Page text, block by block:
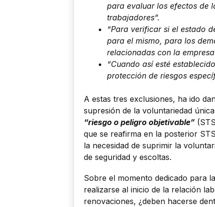
para evaluar los efectos de
trabajadores”.
“Para verificar si el estado
para el mismo, para los
relacionadas con la
“Cuando así esté
protección de riesgos
A estas tres exclusiones, ha ido
supresión de la voluntariedad
“riesgo o peligro objetivable”
que se reafirma en la posterior
la necesidad de suprimir la
de seguridad y escoltas.
Sobre el momento dedicado para
realizarse al inicio de la relación
renovaciones, ¿deben hacerse